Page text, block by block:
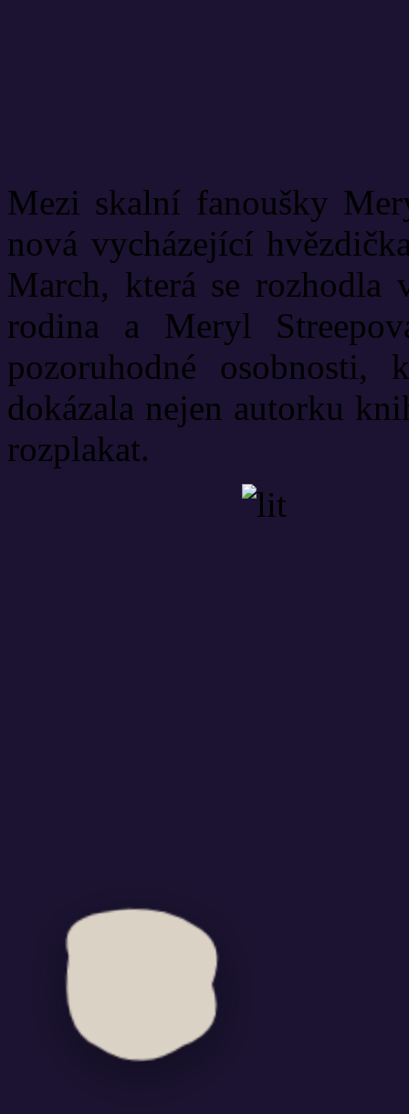
Mezi skalní fanoušky
nová vycházející
March, která se
rodina a Meryl
pozoruhodné osobnosti,
dokázala nejen autorku
rozplakat.